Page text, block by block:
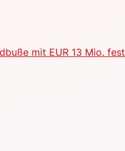
mit EUR 13 Mio. fest